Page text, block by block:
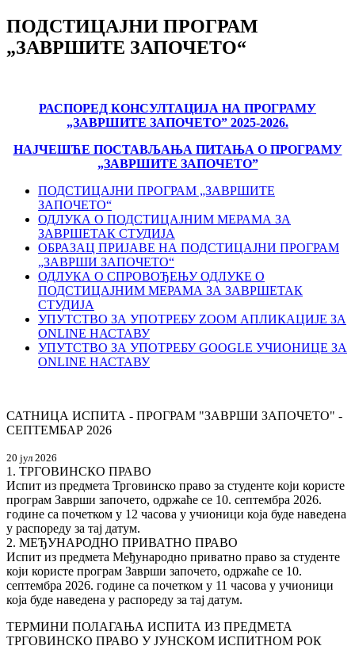
ПОДСТИЦАЈНИ ПРОГРАМ
„ЗАВРШИТЕ ЗАПОЧЕТО“
РАСПОРЕД КОНСУЛТАЦИЈА НА ПРОГРАМУ
„ЗАВРШИТЕ ЗАПОЧЕТОˮ 2025-2026.
НАЈЧЕШЋЕ ПОСТАВЉАЊА ПИТАЊА О ПРОГРАМУ
„ЗАВРШИТЕ ЗАПОЧЕТОˮ
ПОДСТИЦАЈНИ ПРОГРАМ „ЗАВРШИТЕ
ЗАПОЧЕТО“
ОДЛУКА О ПОДСТИЦАЈНИМ МЕРАМА ЗА
ЗАВРШЕТАК СТУДИЈА
ОБРАЗАЦ ПРИЈАВЕ НА ПОДСТИЦАЈНИ ПРОГРАМ
„ЗАВРШИ ЗАПОЧЕТО“
ОДЛУКА О СПРОВОЂЕЊУ ОДЛУКЕ O
ПОДСТИЦАЈНИМ МЕРАМА ЗА ЗАВРШЕТАК
СТУДИЈА
УПУТСТВО ЗА УПОТРЕБУ ZOOM АПЛИКАЦИЈЕ ЗА
ONLINE НАСТАВУ
УПУТСТВО ЗА УПОТРЕБУ GOOGLE УЧИОНИЦЕ ЗА
ONLINE НАСТАВУ
САТНИЦА ИСПИТА - ПРОГРАМ "ЗAВРШИ ЗAПОЧЕТО" -
СЕПТЕМБАР 2026
20 јул 2026
1. ТРГОВИНСКО ПРАВО
Испит из предмета Трговинско право за студенте који користе
програм Заврши започето, одржаће се 10. септембра 2026.
године са почетком у 12 часова у учионици која буде наведена
у распореду за тај датум.
2. МЕЂУНАРОДНО ПРИВАТНО ПРАВО
Испит из предмета Међународно приватно право за студенте
који користе програм Заврши започето, одржаће се 10.
септембра 2026. године са почетком у 11 часова у учионици
која буде наведена у распореду за тај датум.
ТЕРМИНИ ПОЛАГАЊА ИСПИТА ИЗ ПРЕДМЕТА
ТРГОВИНСКО ПРАВО У ЈУНСКОМ ИСПИТНОМ РОК